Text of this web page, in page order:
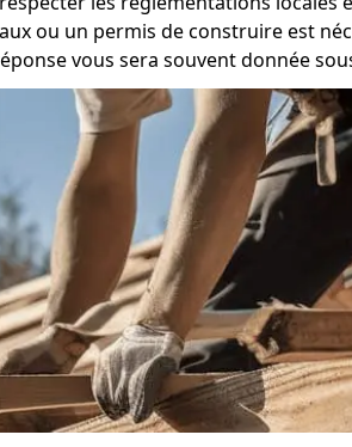
ou un permis de construire est
vous sera souvent donnée